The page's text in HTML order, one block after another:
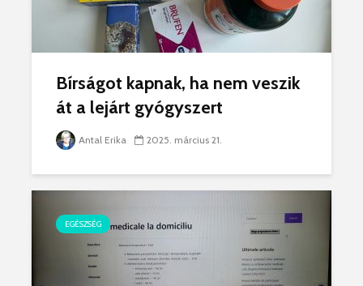
Bírságot kapnak, ha nem veszik
át a lejárt gyógyszert
Antal Erika 2025. március 21.
EGÉSZSÉG